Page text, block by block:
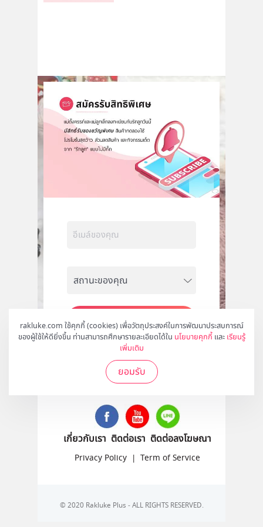
rakluke.com ใช้คุกกี้ (cookies) เพื่อวัตถุประสงค์ในการพัฒนาประสบการณ์
ของผู้ใช้ให้ดียิ่งขึ้น ท่านสามารถศึกษารายละเอียดได้ใน นโยบายคุกกี้ และ เรียนรู้
เพิ่มเติม
ยอมรับ
สมัคร
ติดตามเราได้ที่
เกี่ยวกับเรา ติดต่อเรา ติดต่อลงโฆษณา
Privacy Policy | Term of Service
© 2020 Rakluke Plus - ALL RIGHTS RESERVED.